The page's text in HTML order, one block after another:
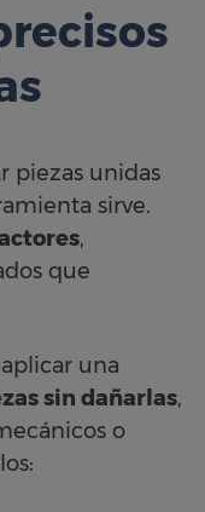
piezas unidas
sirve.
,
que
una
sin dañarlas,
o